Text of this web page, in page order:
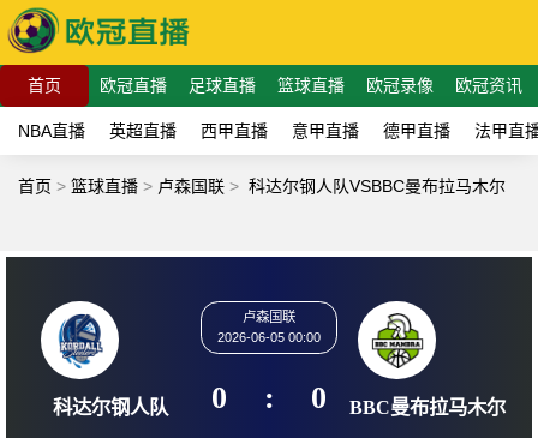
首页 欧冠直播 足球直播 篮球直播 欧冠录像 欧冠资讯
NBA直播 英超直播 西甲直播 意甲直播 德甲直播 法甲直
首页 > 篮球直播 > 卢森国联 > 科达尔钢人队VSBBC曼布拉马木尔
卢森国联
2026-06-05 00:00